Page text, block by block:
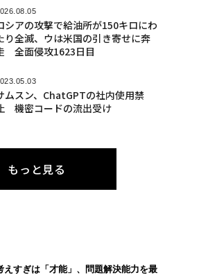
シアの攻撃で給油所が150キロにわ
り全滅、ウは米国の引き寄せに奔
全面侵攻1623日目
ムスン、ChatGPTの社内使用禁
機密コードの流出受け
もっと見る
えすぎは「才能」、問題解決能力を最